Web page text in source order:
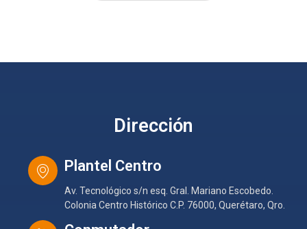
Dirección
Plantel Centro
Av. Tecnológico s/n esq. Gral. Mariano Escobedo.
Colonia Centro Histórico C.P. 76000, Querétaro, Qro.